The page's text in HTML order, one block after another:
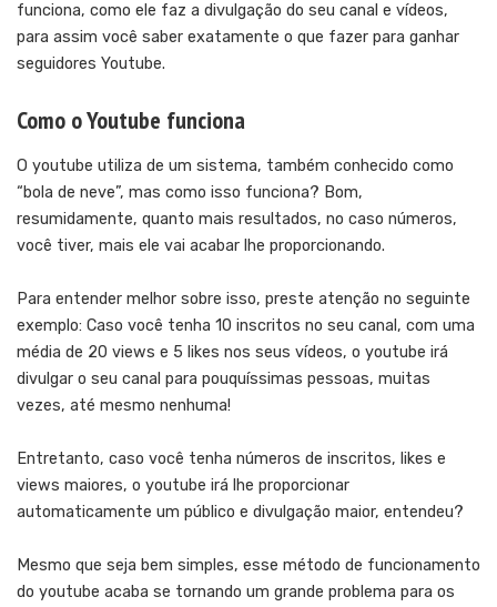
funciona, como ele faz a divulgação do seu canal e vídeos,
para assim você saber exatamente o que fazer para ganhar
seguidores Youtube.
Como o Youtube funciona
O youtube utiliza de um sistema, também conhecido como
“bola de neve”, mas como isso funciona? Bom,
resumidamente, quanto mais resultados, no caso números,
você tiver, mais ele vai acabar lhe proporcionando.
Para entender melhor sobre isso, preste atenção no seguinte
exemplo: Caso você tenha 10 inscritos no seu canal, com uma
média de 20 views e 5 likes nos seus vídeos, o youtube irá
divulgar o seu canal para pouquíssimas pessoas, muitas
vezes, até mesmo nenhuma!
Entretanto, caso você tenha números de inscritos, likes e
views maiores, o youtube irá lhe proporcionar
automaticamente um público e divulgação maior, entendeu?
Mesmo que seja bem simples, esse método de funcionamento
do youtube acaba se tornando um grande problema para os